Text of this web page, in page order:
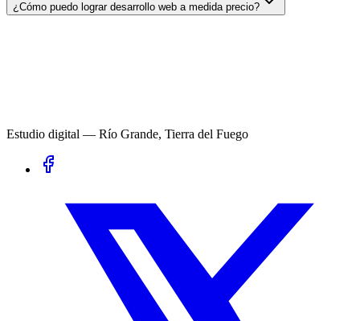
¿Cómo puedo lograr desarrollo web a medida precio?
Estudio digital — Río Grande, Tierra del Fuego